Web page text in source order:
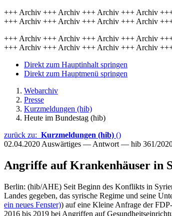
+++ Archiv +++ Archiv +++ Archiv +++ Archiv
+++ Archiv +++ Archiv +++ Archiv +++ Archiv
+++ Archiv +++ Archiv +++ Archiv +++ Archiv
+++ Archiv +++ Archiv +++ Archiv +++ Archiv
Direkt zum Hauptinhalt springen
Direkt zum Hauptmenü springen
Webarchiv
Presse
Kurzmeldungen (hib)
Heute im Bundestag (hib)
zurück zu: Kurzmeldungen (hib) ()
02.04.2020 Auswärtiges — Antwort — hib 361/
Angriffe auf Krankenhäuser in
Berlin: (hib/AHE) Seit Beginn des Konflikts in
Landes gegeben, das syrische Regime und seine
ein neues Fenster)) auf eine Kleine Anfrage der
2016 bis 2019 bei Angriffen auf